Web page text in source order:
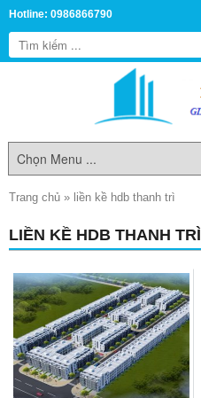
Hotline: 0986866790
Trang chủ » liền kề hdb thanh trì
LIỀN KỀ HDB THANH TRÌ